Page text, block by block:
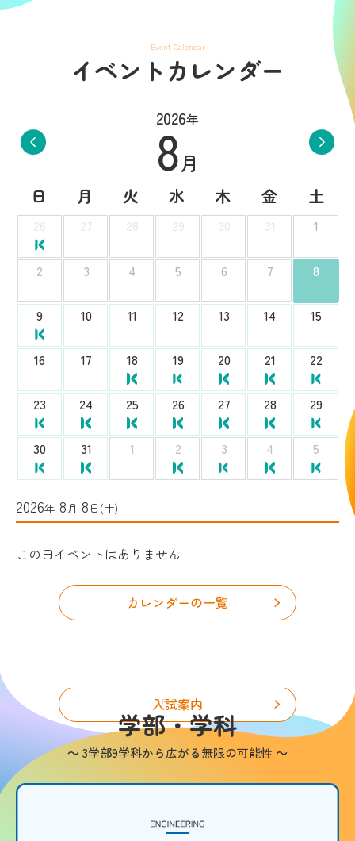
Event Calendar
イベントカレンダー
2026年
8月
日 月 火 水 木 金 土
26 27 28 29 30 31 1
2 3 4 5 6 7 8
9 10 11 12 13 14 15
16 17 18 19 20 21 22
23 24 25 26 27 28 29
30 31 1 2 3 4 5
2026年 8月 8 日(土)
この日イベントはありません
カレンダーの一覧
入試案内
FACULTY
学部・学科
～ 3学部9学科から広がる無限の可能性 ～